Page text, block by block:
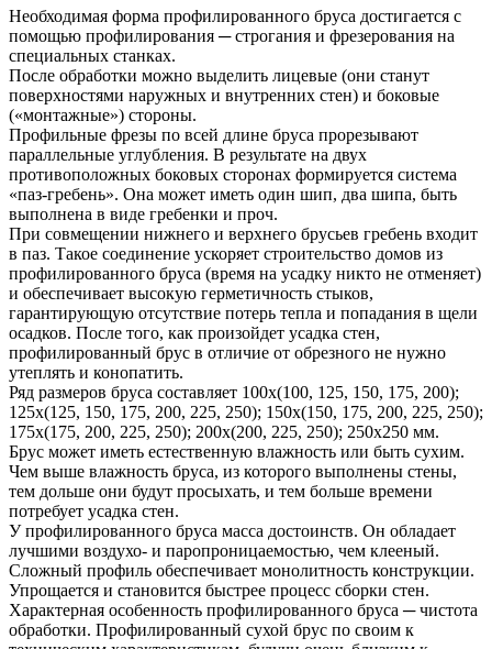
Необходимая форма профилированного бруса достигается с
помощью профилирования ─ строгания и фрезерования на
специальных станках.
После обработки можно выделить лицевые (они станут
поверхностями наружных и внутренних стен) и боковые
(«монтажные») стороны.
Профильные фрезы по всей длине бруса прорезывают
параллельные углубления. В результате на двух
противоположных боковых сторонах формируется система
«паз-гребень». Она может иметь один шип, два шипа, быть
выполнена в виде гребенки и проч.
При совмещении нижнего и верхнего брусьев гребень входит
в паз. Такое соединение ускоряет строительство домов из
профилированного бруса (время на усадку никто не отменяет)
и обеспечивает высокую герметичность стыков,
гарантирующую отсутствие потерь тепла и попадания в щели
осадков. После того, как произойдет усадка стен,
профилированный брус в отличие от обрезного не нужно
утеплять и конопатить.
Ряд размеров бруса составляет 100х(100, 125, 150, 175, 200);
125х(125, 150, 175, 200, 225, 250); 150х(150, 175, 200, 225, 250);
175х(175, 200, 225, 250); 200х(200, 225, 250); 250х250 мм.
Брус может иметь естественную влажность или быть сухим.
Чем выше влажность бруса, из которого выполнены стены,
тем дольше они будут просыхать, и тем больше времени
потребует усадка стен.
У профилированного бруса масса достоинств. Он обладает
лучшими воздухо- и паропроницаемостью, чем клееный.
Сложный профиль обеспечивает монолитность конструкции.
Упрощается и становится быстрее процесс сборки стен.
Характерная особенность профилированного бруса ─ чистота
обработки. Профилированный сухой брус по своим к